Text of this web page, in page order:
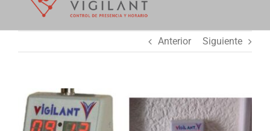
Anterior Siguiente
Ver
imagen
más